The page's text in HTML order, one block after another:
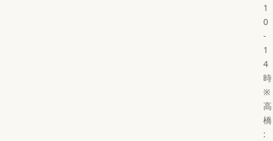
1
0
-
1
4
時
※
高
橋
: